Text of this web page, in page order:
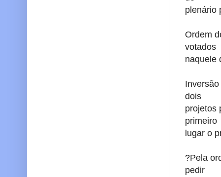
plenário
Ordem
votados
naquele
dois
projetos
primeiro
lugar o
?Pela
pedir